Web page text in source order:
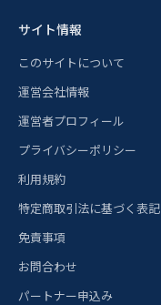
サイト情報
このサイトについて
運営会社情報
運営者プロフィール
プライバシーポリシー
利用規約
特定商取引法に基づく表記
免責事項
お問合わせ
パートナー申込み